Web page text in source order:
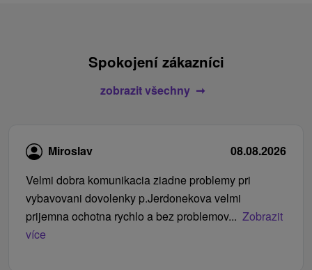
Spokojení zákazníci
zobrazit všechny
Miroslav
08.08.2026
Velmi dobra komunikacia ziadne problemy pri
vybavovani dovolenky p.Jerdonekova velmi
prijemna ochotna rychlo a bez problemov... Zobrazit
více